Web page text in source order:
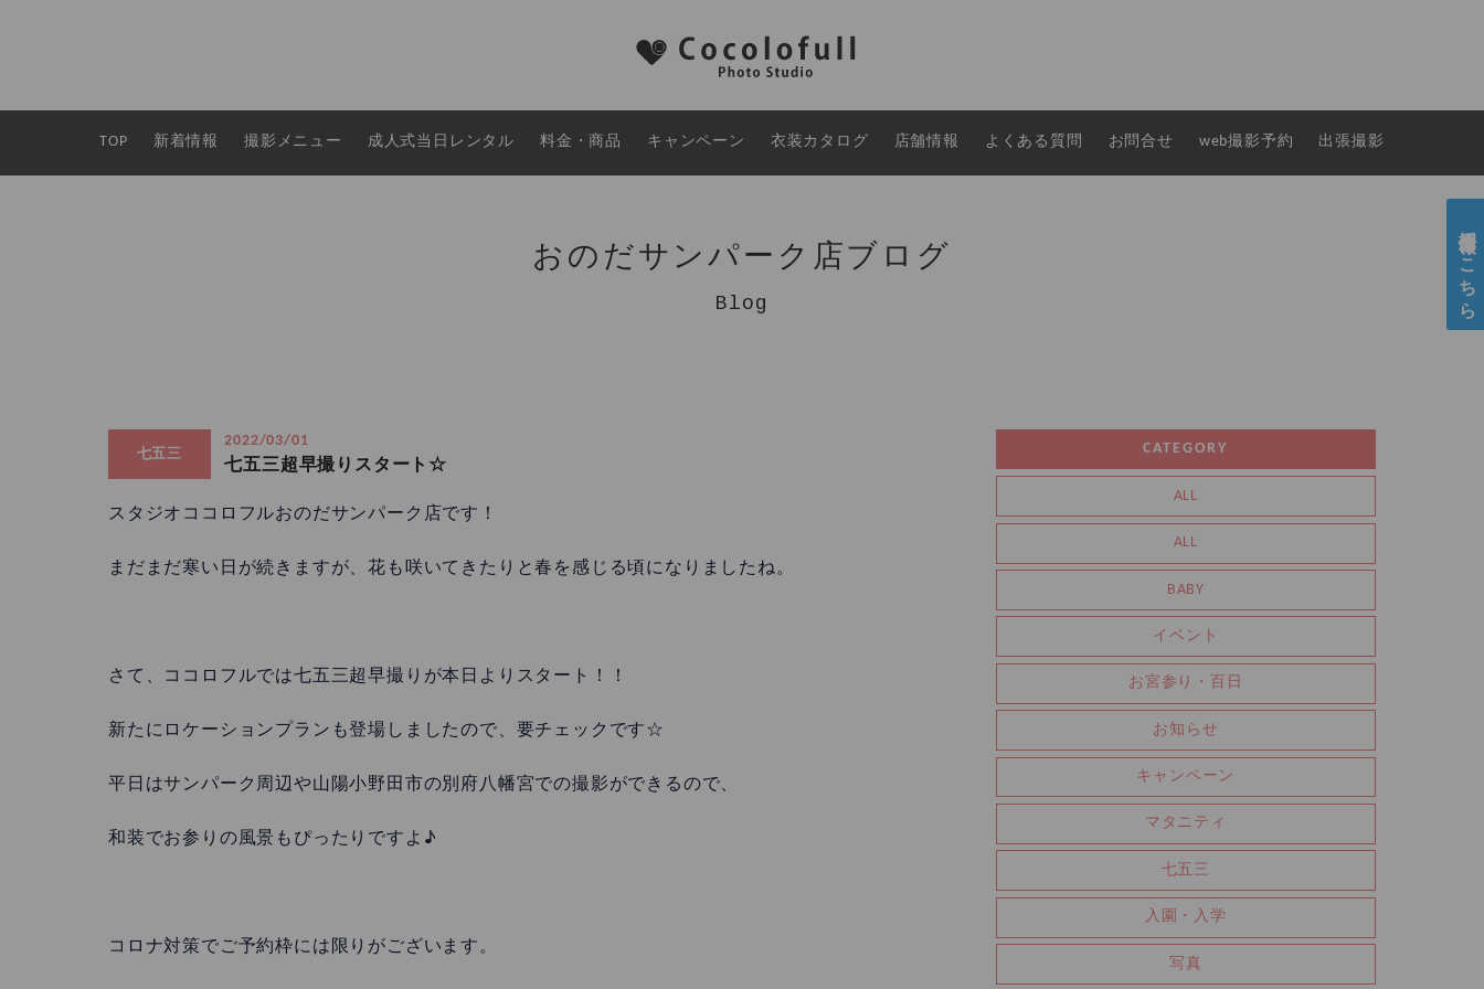
TOP 新着情報 撮影メニュー 成人式当日レンタル 料金・商品 キャンペーン 衣装カタログ 店舗情報 よくある質問 お問合せ web撮影予約 出張撮影
おのだサンパーク店ブログ
Blog
七五三
2022/03/01
七五三超早撮りスタート☆
スタジオココロフルおのだサンパーク店です！
まだまだ寒い日が続きますが、花も咲いてきたりと春を感じる頃になりましたね。
さて、ココロフルでは七五三超早撮りが本日よりスタート！！
新たにロケーションプランも登場しましたので、要チェックです☆
平日はサンパーク周辺や山陽小野田市の別府八幡宮での撮影ができるので、
和装でお参りの風景もぴったりですよ♪
コロナ対策でご予約枠には限りがございます。
CATEGORY
ALL
ALL
BABY
イベント
お宮参り・百日
お知らせ
キャンペーン
マタニティ
七五三
入園・入学
写真
採用情報はこちら